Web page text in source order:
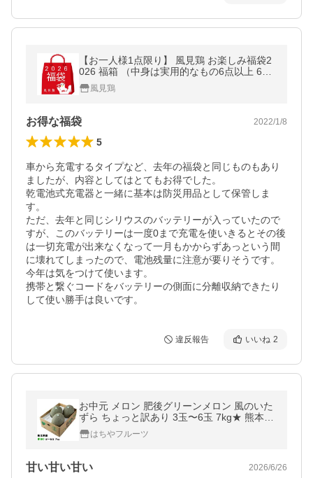
【お一人様1点限り】 風見鶏 お楽しみ福袋2
026 福箱 （中身は実用的なもの6点以上 600
0円相当） 卓上扇風機 数量限定 FUKUBUKU
RO2026 ◆宅
風見鶏
お得な福袋 2022/1/8
5
車から充電するタイプなど、去年の福袋と同じものもあり
ましたが、内容としてはとてもお得でした。
乾電池式充電器と一緒に基本は防災用品として保管しま
す。
ただ、去年と同じシリウスのバッテリーが入っていたので
すが、このバッテリーは一度0まで充電を使いきるとその後
は一切充電が出来なくなって一月もかからずあっという間
に壊れてしまったので、電池残量に注意が要りそうです。
今年は気をつけて使います。
携帯と繋ぐコードをバッテリーの側面に分離収納できたり
して使い勝手は良いです。
違反報告 いいね 2
お中元 メロン 肥後グリーンメロン 風のいた
ずら ちょっと訳あり 3玉〜6玉 7kg★ 熊本県
ギフトはちやフルーツ
甘い甘い甘い 2026/6/26